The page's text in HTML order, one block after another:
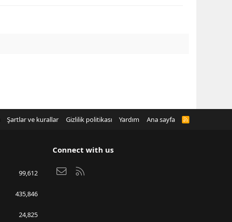
Şartlar ve kurallar Gizlilik politikası Yardım Ana sayfa
R
99,612
435,846
24,825
Connect with us
Bize ulaşın